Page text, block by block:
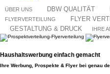
ÜBER UNS DBW QUALITÄT
FLYERVERTEILUNG
FLYER
GESTALTUNG & DRUCK
IHRE
Haushaltswerbung einfach gemacht
Ihre Werbung, Prospekte & Flyer bei genau